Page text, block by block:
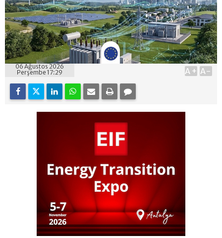
06 Ağustos 2026
Perşembe 17:29
A+ A-